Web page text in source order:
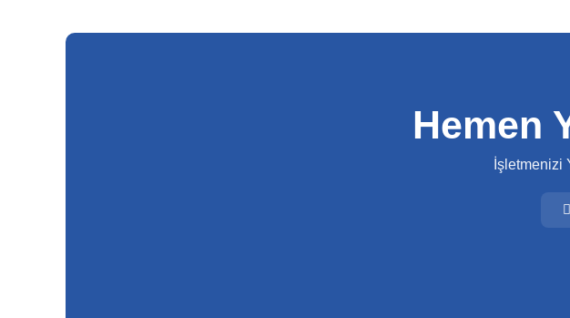
Hemen
İşletmenizi